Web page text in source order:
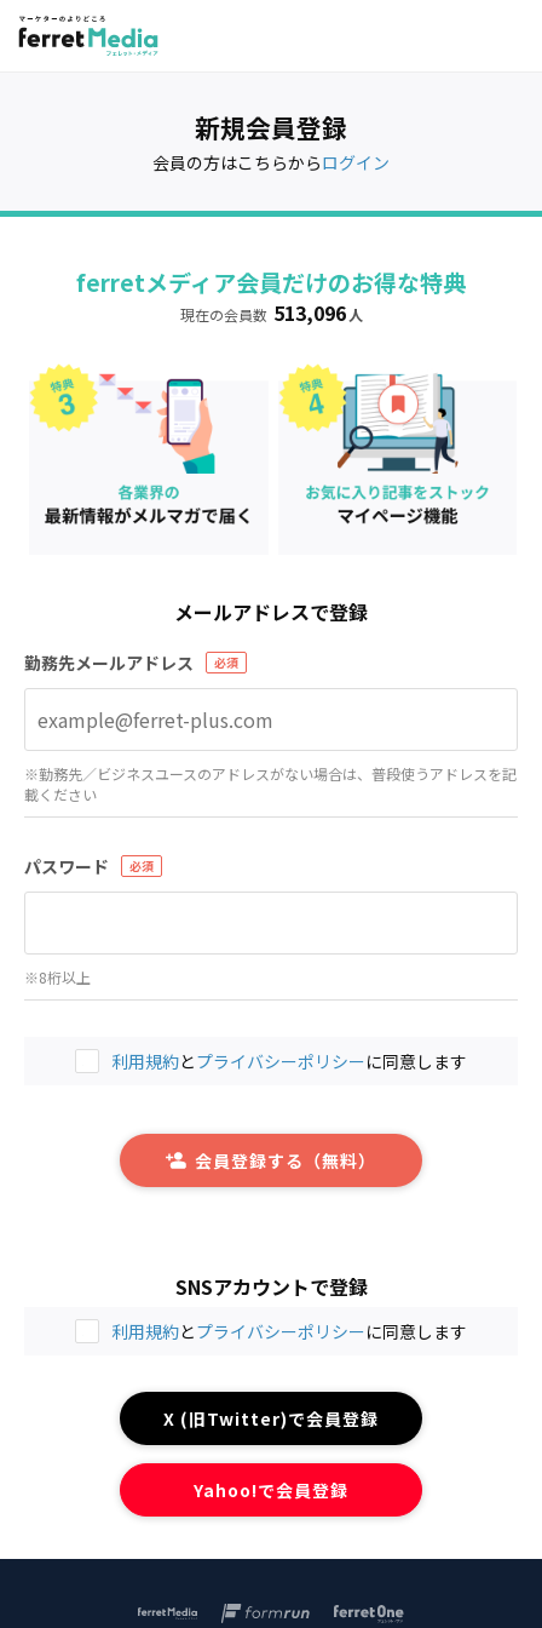
新規会員登録
会員の方はこちらからログイン
ferretメディア会員だけのお得な特典
現在の会員数 513,096 人
SNSアカウントで登録
利用規約とプライバシーポリシーに同意します
X (旧Twitter)で会員登録
Yahoo!で会員登録
メールアドレスで登録
勤務先メールアドレス
※勤務先／ビジネスユースのアドレスがない場合は、普段使うアドレスを記
載ください
パスワード
※8桁以上
利用規約とプライバシーポリシーに同意します
会員登録する（無料）